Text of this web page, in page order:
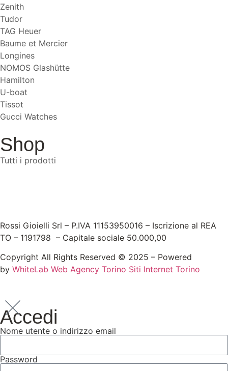
Zenith
Tudor
TAG Heuer
Baume et Mercier
Longines
NOMOS Glashütte
Hamilton
U-boat
Tissot
Gucci Watches
Shop
Tutti i prodotti
Rossi Gioielli Srl – P.IVA 11153950016 – Iscrizione al REA
TO – 1191798 – Capitale sociale 50.000,00
Copyright All Rights Reserved © 2025 – Powered
by WhiteLab Web Agency Torino Siti Internet Torino
Accedi
Nome utente o indirizzo email
Password